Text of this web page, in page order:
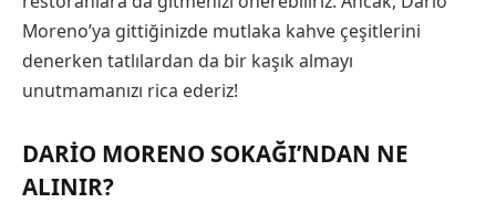
Moreno’ya gittiğinizde mutlaka kahve çeşitlerini
denerken tatlılardan da bir kaşık almayı
unutmamanızı rica ederiz!
DARIO MORENO SOKAĞI’NDAN NE
ALINIR?